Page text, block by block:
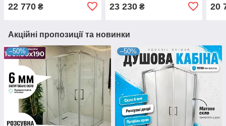
Veronis KN-8-08 (права)
22 770 ₴
Veronis KN-8-09
23 230₴
ліва
20
Акційні пропозиції та новинки
–50% –50%